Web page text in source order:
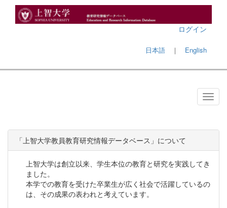
ログイン
日本語 ｜ English
「上智大学教員教育研究情報データベース」について
上智大学は創立以来、学生本位の教育と研究を実践してき
ました。
本学での教育を受けた卒業生が広く社会で活躍しているの
は、その成果の表われと考えています。